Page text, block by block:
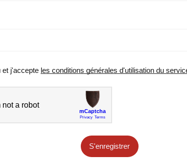
et j'accepte les conditions générales d'utilisation du
S'enregistrer